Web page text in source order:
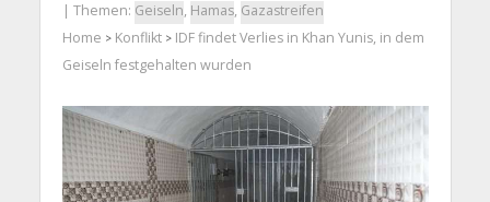
| Themen: Geiseln, Hamas, Gazastreifen
Home > Konflikt> IDF findet Verlies in Khan Yunis, in dem
Geiseln festgehalten wurden